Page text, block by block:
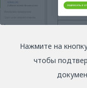
Нажмите на
чтобы
к
на
в